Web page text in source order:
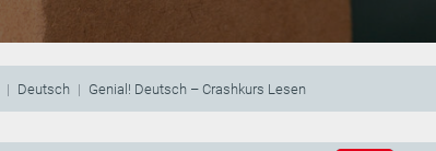
Deutsch Genial! Deutsch – Crashkurs Lesen